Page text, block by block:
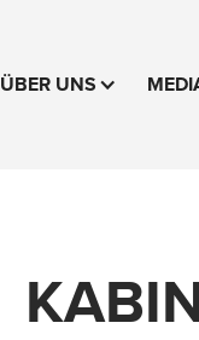
ÜBER UNS